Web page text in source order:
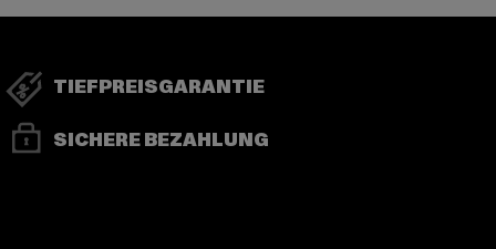
TIEFPREISGARANTIE
SICHERE BEZAHLUNG